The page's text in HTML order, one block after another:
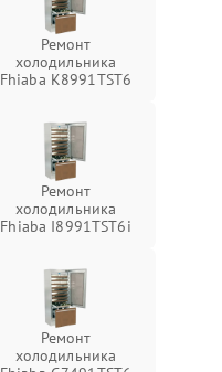
Ремонт
холодильника
Fhiaba K8991TST6
Ремонт
холодильника
Fhiaba I8991TST6i
Ремонт
холодильника